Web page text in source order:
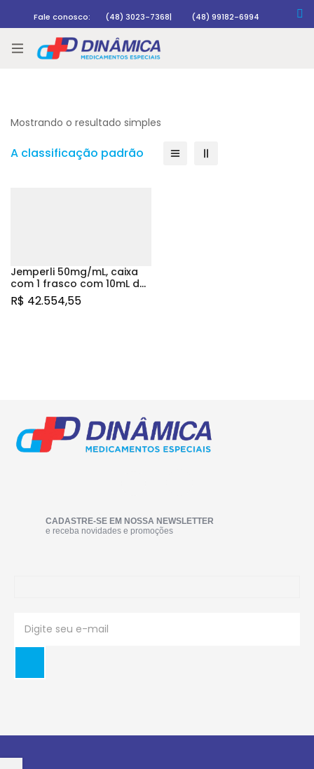
Fale conosco: (48) 3023-7368| (48) 99182-6994
Rastrear pedido
Mostrando o resultado simples
A classificação padrão
Jemperli 50mg/mL, caixa
com 1 frasco com 10mL de
solução de uso
intravenoso
R$ 42.554,55
CADASTRE-SE EM NOSSA NEWSLETTER
e receba novidades e promoções